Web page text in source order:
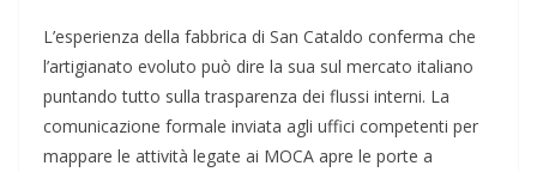
L’esperienza della fabbrica di San Cataldo conferma che
l’artigianato evoluto può dire la sua sul mercato italiano
puntando tutto sulla trasparenza dei flussi interni. La
comunicazione formale inviata agli uffici competenti per
mappare le attività legate ai MOCA apre le porte a